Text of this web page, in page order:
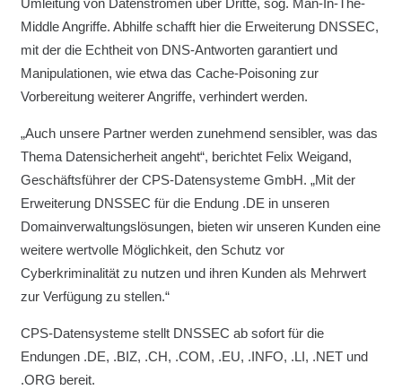
Middle Angriffe. Abhilfe schafft hier die Erweiterung DNSSEC,
mit der die Echtheit von DNS-Antworten garantiert und
Manipulationen, wie etwa das Cache-Poisoning zur
Vorbereitung weiterer Angriffe, verhindert werden.
„Auch unsere Partner werden zunehmend sensibler, was das
Thema Datensicherheit angeht“, berichtet Felix Weigand,
Geschäftsführer der CPS-Datensysteme GmbH. „Mit der
Erweiterung DNSSEC für die Endung .DE in unseren
Domainverwaltungslösungen, bieten wir unseren Kunden eine
weitere wertvolle Möglichkeit, den Schutz vor
Cyberkriminalität zu nutzen und ihren Kunden als Mehrwert
zur Verfügung zu stellen.“
CPS-Datensysteme stellt DNSSEC ab sofort für die
Endungen .DE, .BIZ, .CH, .COM, .EU, .INFO, .LI, .NET und
.ORG bereit.